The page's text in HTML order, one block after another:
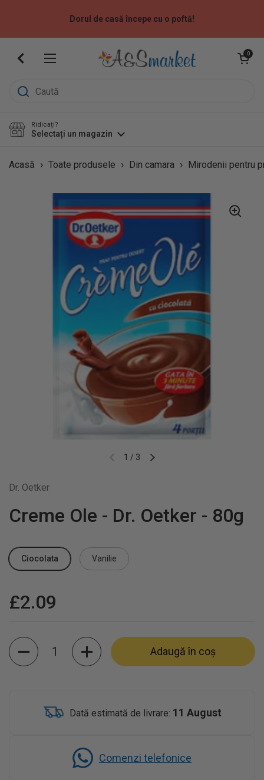
Dorul de casă începe cu o poftă!
Deschide meniu
Deschide
0
Ridicați?
Selectați un magazin
Acasă › Toate produsele › Din camara › Mirodenii pentru
1 / 3
Dr. Oetker
Creme Ole - Dr. Oetker - 80g
Ciocolata Vanilie
£2.09
Cantitate
Adaugă în coș
Dată estimată de livrare: 11 August
Comenzi telefonice